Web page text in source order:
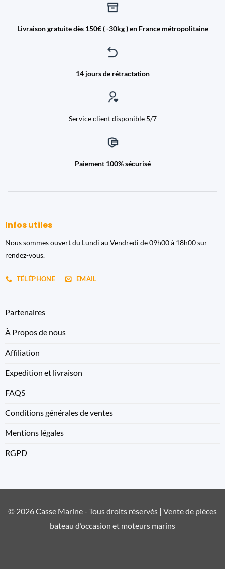
Livraison gratuite dès 150€ ( -30kg ) en France métropolitaine
14 jours de rétractation
Service client disponible 5/7
Paiement 100% sécurisé
Infos utiles
Nous sommes ouvert du Lundi au Vendredi de 09h00 à 18h00 sur
rendez-vous.
TÉLÉPHONE EMAIL
Partenaires
À Propos de nous
Affiliation
Expedition et livraison
FAQS
Conditions générales de ventes
Mentions légales
RGPD
© 2026 Casse Marine - Tous droits réservés | Vente de pièces
bateau d’occasion et moteurs marins